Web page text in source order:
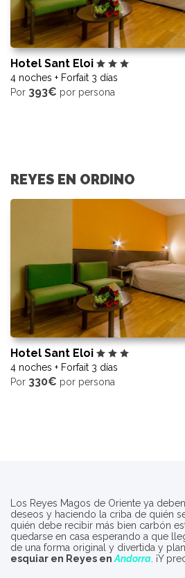
Hotel Sant Eloi
4 noches + Forfait 3 días
Por 393€ por persona
REYES EN ORDINO
Hotel Sant Eloi
4 noches + Forfait 3 días
Por 330€ por persona
Los Reyes Magos de Oriente ya
deseos y haciendo la criba de quién
quién debe recibir más bien carbón
quedarse en casa esperando a que
de una forma original y divertida y
esquiar en Reyes en Andorra . ¡Y